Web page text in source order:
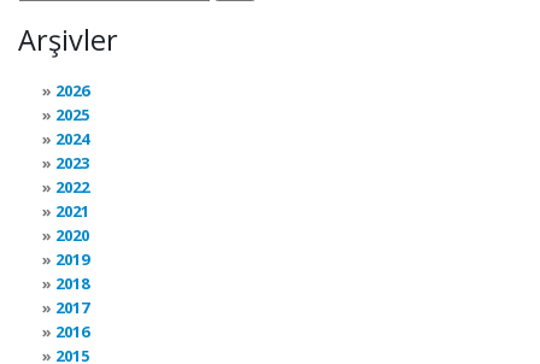
Arşivler
2026
2025
2024
2023
2022
2021
2020
2019
2018
2017
2016
2015